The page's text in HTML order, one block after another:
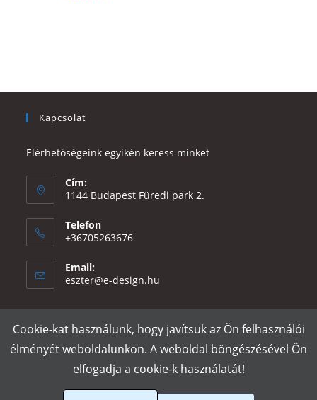
Kapcsolat
Elérhetőségeink egyikén keress minket
Cím:
1144 Budapest Füredi park 2.
Telefon
+36705263676
Email:
eszter@e-design.hu
Rólunk Szállítás és fizetés Adatvédelmi tájékoztató
ÁSZF
Póló nyomtatás
Cookie-kat használunk, hogy javítsuk az Ön felhasználói
élményét weboldalunkon. A weboldal böngészésével Ön
elfogadja a cookie-k használatát!